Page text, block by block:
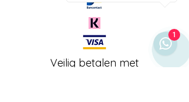
Veilig betalen met
1